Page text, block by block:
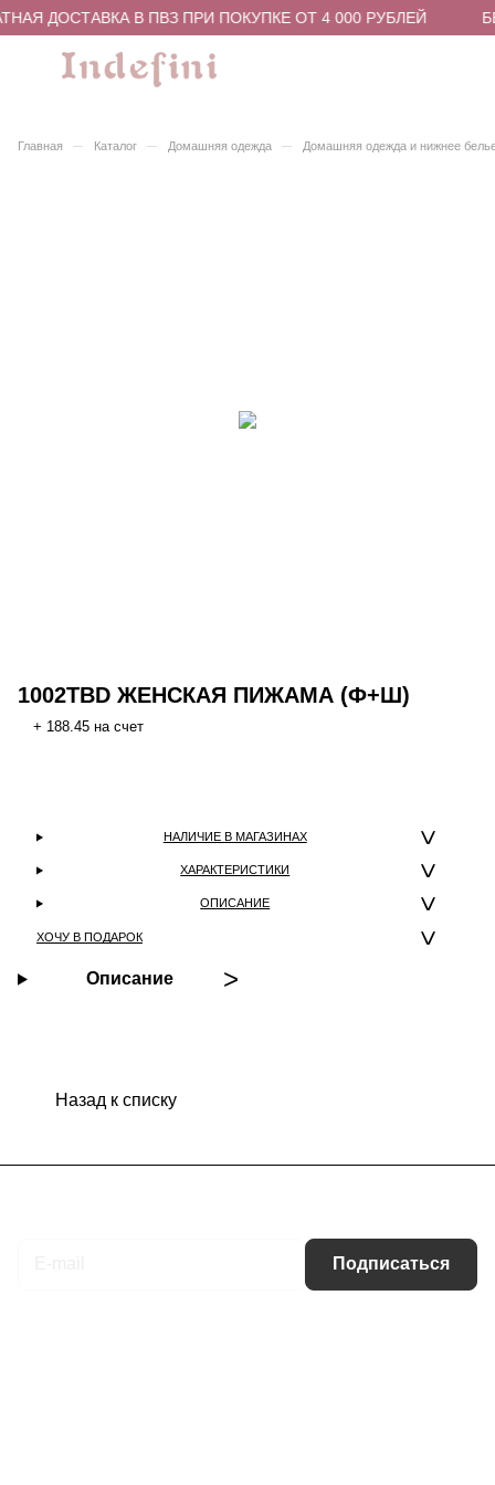
ДОСТАВКА В ПВЗ ПРИ ПОКУПКЕ ОТ 4 000 РУБЛЕЙ
Главная – Каталог – Домашняя одежда – Домашняя одежда и нижнее
1002TBD ЖЕНСКАЯ ПИЖАМА (Ф+Ш)
+ 188.45 на счет
НАЛИЧИЕ В МАГАЗИНАХ
ХАРАКТЕРИСТИКИ
ОПИСАНИЕ
ХОЧУ В ПОДАРОК
Описание
Назад к списку
Подписаться